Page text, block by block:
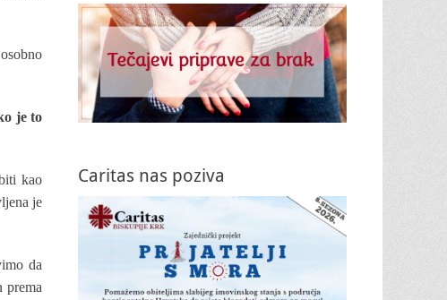
je to
kao
je
da
prema
Caritas nas poziva